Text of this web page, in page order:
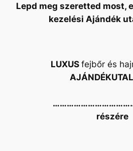
Lepd meg szeretted most,
kezelési Ajándék
LUXUS fejbőr és
részére